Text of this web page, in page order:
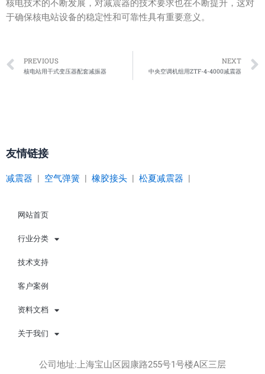
核电技术的不断发展，对减震器的技术要求也在不断提升，这对
于确保核电站设备的稳定性和可靠性具有重要意义。
Prev
PREVIOUS
核电站用干式变压器配套减振器
NEXT
中央空调机组用ZTF-4-4000减震器
友情链接
减震器 空气弹簧 橡胶接头 松夏减震器
网站首页
行业分类
技术支持
客户案例
资料文档
关于我们
公司地址:上海宝山区园康路255号1号楼A区三层